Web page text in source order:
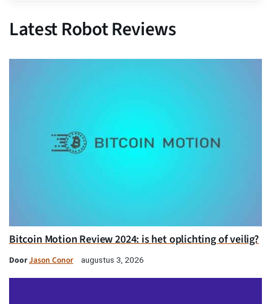
Latest Robot Reviews
Bitcoin Motion Review 2024: is het oplichting of veilig?
DoorJason Conor augustus 3, 2026